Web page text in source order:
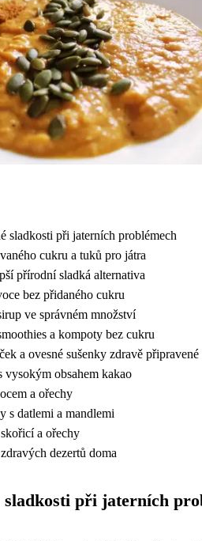
sladkosti při jaterních problémech
cukru a tuků pro játra
přírodní sladká alternativa
bez přidaného cukru
ve správném množství
a kompoty bez cukru
a ovesné sušenky zdravě připravené
vysokým obsahem kakao
a ořechy
s datlemi a mandlemi
a ořechy
dezertů doma
sladkosti při jaterních